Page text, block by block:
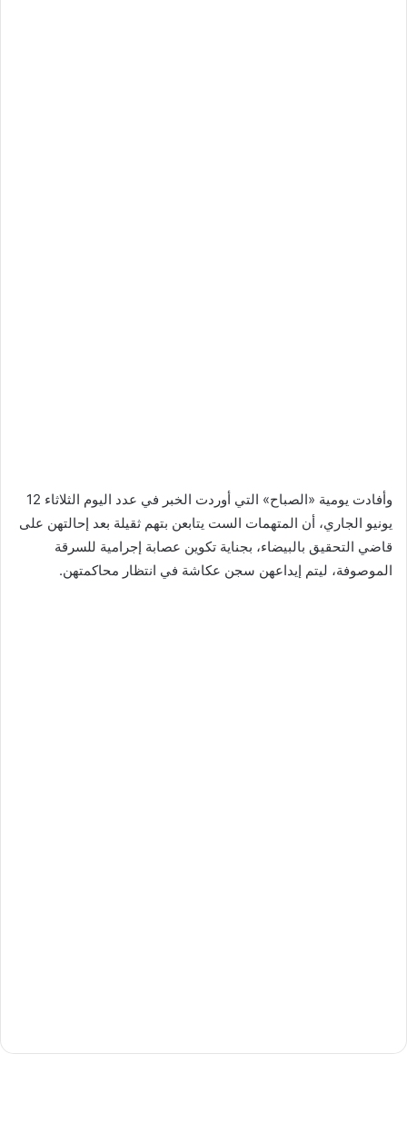
وأفادت يومية «الصباح» التي أوردت الخبر في عدد اليوم الثلاثاء 12
يونيو الجاري، أن المتهمات الست يتابعن بتهم ثقيلة بعد إحالتهن على
قاضي التحقيق بالبيضاء، بجناية تكوين عصابة إجرامية للسرقة
الموصوفة، ليتم إيداعهن سجن عكاشة في انتظار محاكمتهن.